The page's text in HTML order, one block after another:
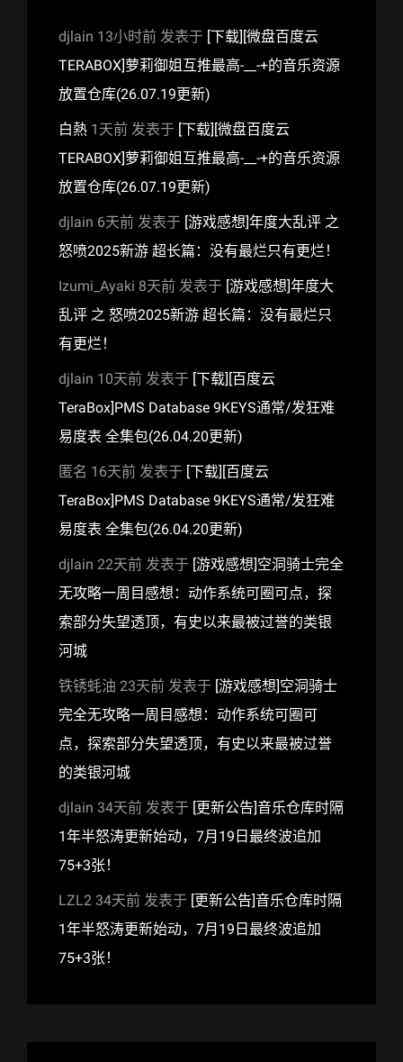
djlain 13小时前 发表于 [下载][微盘百度云
TERABOX]萝莉御姐互推最高-__-+的音乐资源
放置仓库(26.07.19更新)
白熱 1天前 发表于 [下载][微盘百度云
TERABOX]萝莉御姐互推最高-__-+的音乐资源
放置仓库(26.07.19更新)
djlain 6天前 发表于 [游戏感想]年度大乱评 之
怒喷2025新游 超长篇：没有最烂只有更烂！
Izumi_Ayaki 8天前 发表于 [游戏感想]年度大
乱评 之 怒喷2025新游 超长篇：没有最烂只
有更烂！
djlain 10天前 发表于 [下载][百度云
TeraBox]PMS Database 9KEYS通常/发狂难
易度表 全集包(26.04.20更新)
匿名 16天前 发表于 [下载][百度云
TeraBox]PMS Database 9KEYS通常/发狂难
易度表 全集包(26.04.20更新)
djlain 22天前 发表于 [游戏感想]空洞骑士完全
无攻略一周目感想：动作系统可圈可点，探
索部分失望透顶，有史以来最被过誉的类银
河城
铁锈蚝油 23天前 发表于 [游戏感想]空洞骑士
完全无攻略一周目感想：动作系统可圈可
点，探索部分失望透顶，有史以来最被过誉
的类银河城
djlain 34天前 发表于 [更新公告]音乐仓库时隔
1年半怒涛更新始动，7月19日最终波追加
75+3张！
LZL2 34天前 发表于 [更新公告]音乐仓库时隔
1年半怒涛更新始动，7月19日最终波追加
75+3张！